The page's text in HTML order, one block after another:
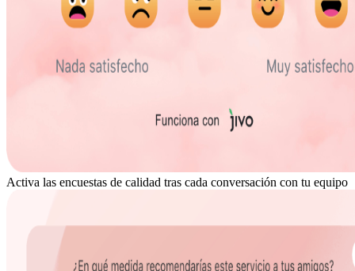
Activa las encuestas de calidad tras cada conversación con tu equipo